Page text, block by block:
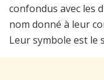
confondus avec les
nom donné à leur
Leur symbole est le